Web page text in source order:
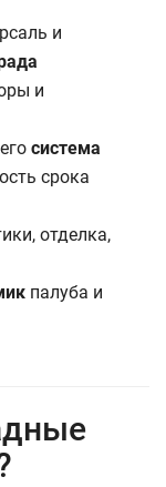
и
и
система
срока
отделка,
палуба и